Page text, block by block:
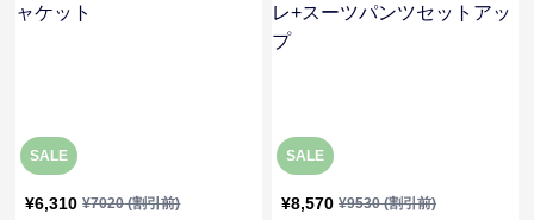
SALE
¥6,310 ¥7020(割引前)
SALE
¥8,570 ¥9530(割引前)